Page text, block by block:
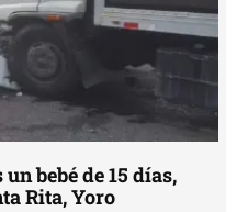
bebé de 15 días,
Rita, Yoro